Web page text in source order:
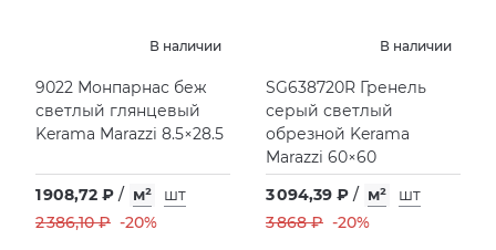
В наличии
9022 Монпарнас беж
светлый глянцевый
Kerama Marazzi 8.5×28.5
1 908,72 ₽ / м²
шт
2 386,10 ₽ -20%
В наличии
SG638720R Гренель
серый светлый
обрезной Kerama
Marazzi 60×60
3 094,39 ₽ / м²
шт
3 868 ₽ -20%